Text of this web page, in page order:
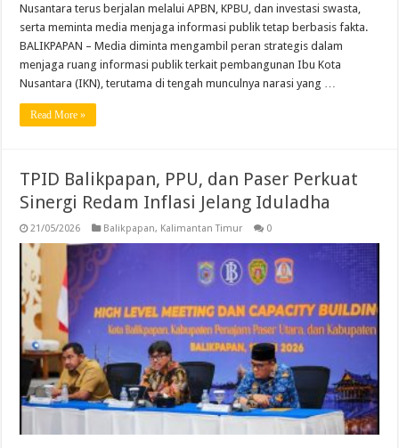
Nusantara terus berjalan melalui APBN, KPBU, dan investasi swasta,
serta meminta media menjaga informasi publik tetap berbasis fakta.
BALIKPAPAN – Media diminta mengambil peran strategis dalam
menjaga ruang informasi publik terkait pembangunan Ibu Kota
Nusantara (IKN), terutama di tengah munculnya narasi yang …
Read More »
TPID Balikpapan, PPU, dan Paser Perkuat
Sinergi Redam Inflasi Jelang Iduladha
21/05/2026 Balikpapan, Kalimantan Timur 0